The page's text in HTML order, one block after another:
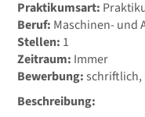
Praktikumsart:
Beruf: Maschinen- und
Stellen: 1
Zeitraum: Immer
Bewerbung:schriftlich,
Beschreibung: